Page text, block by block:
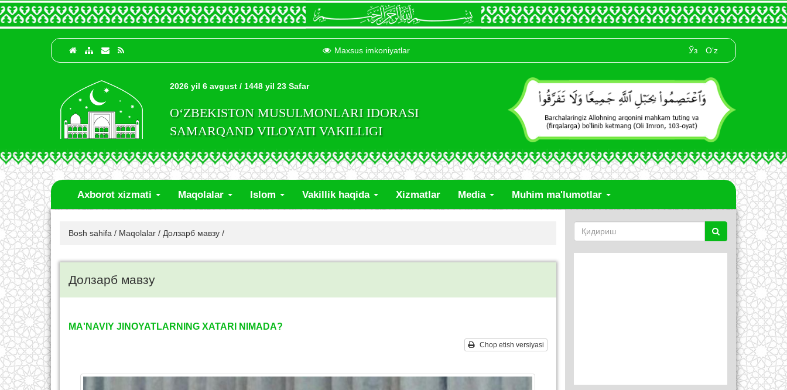
Maxsus imkoniyatlar Ўз O‘z
2026 yil 6 avgust / 1448 yil 23 Safar
O‘ZBEKISTON MUSULMONLARI IDORASI
SAMARQAND VILOYATI VAKILLIGI
Axborot xizmati Maqolalar Islom Vakillik haqida Xizmatlar Media Muhim ma'lumotlar
Bosh sahifa / Maqolalar / Долзарб мавзу /
Долзарб мавзу
MA'NAVIY JINOYATLARNING XATARI NIMADA?
Chop etish versiyasi